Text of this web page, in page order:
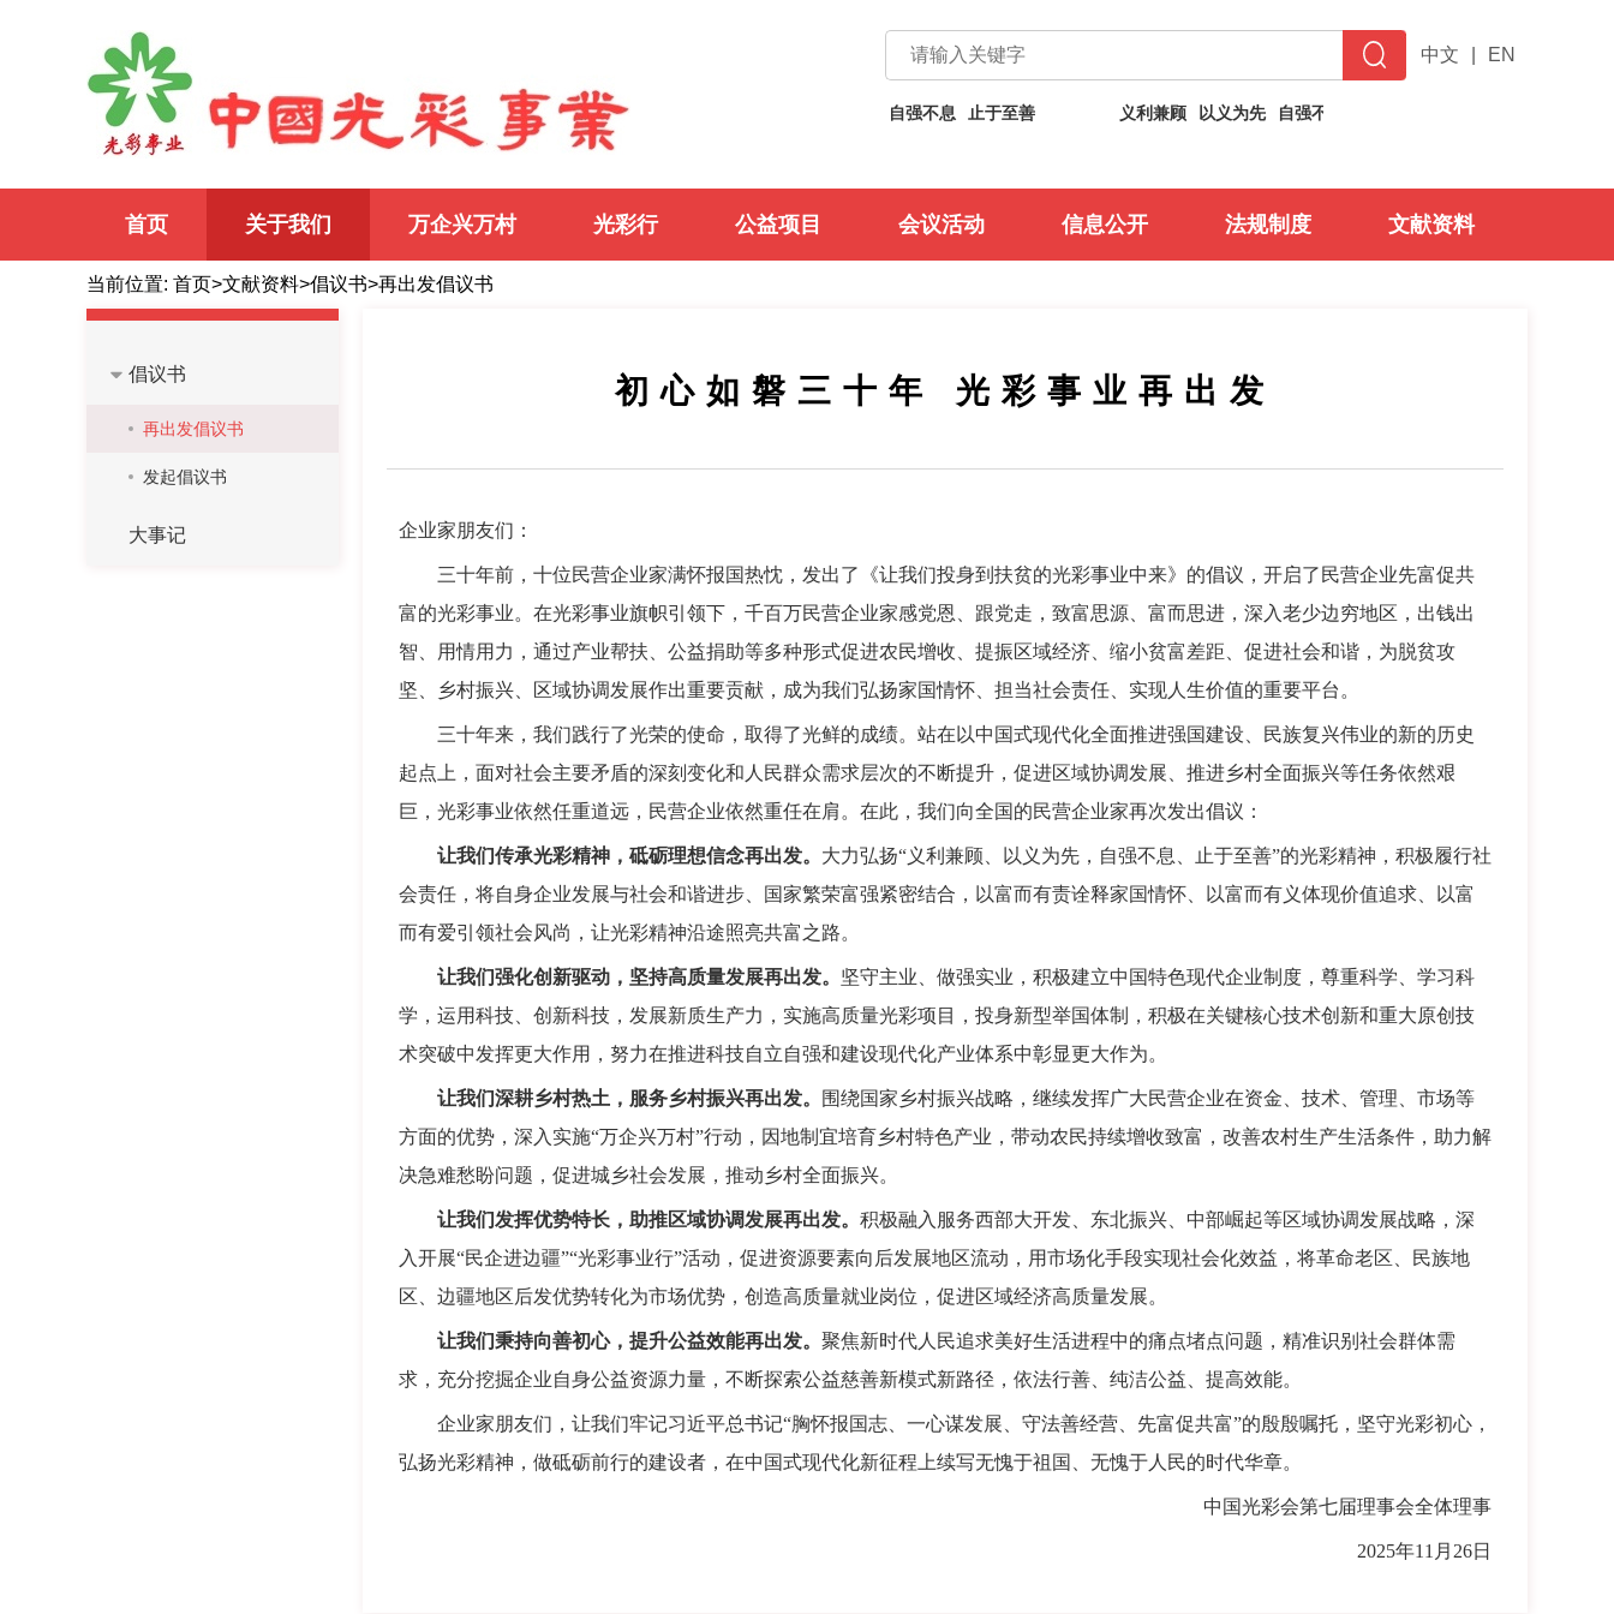
中文 EN
义利兼顾 以义为先 自强不息 止于至善 自强不息 止于至善 义利兼顾 以义为先 自强不息
首页 关于我们 万企兴万村 光彩行 公益项目 会议活动 信息公开 法规制度 文献资料
当前位置: 首页>文献资料>倡议书>再出发倡议书
倡议书
再出发倡议书
发起倡议书
大事记
初心如磐三十年 光彩事业再出发
企业家朋友们：
三十年前，十位民营企业家满怀报国热忱，发出了《让我们投身到扶贫的光彩事业中来》的倡议，开启了民营企业先富促共
富的光彩事业。在光彩事业旗帜引领下，千百万民营企业家感党恩、跟党走，致富思源、富而思进，深入老少边穷地区，出钱出
智、用情用力，通过产业帮扶、公益捐助等多种形式促进农民增收、提振区域经济、缩小贫富差距、促进社会和谐，为脱贫攻
坚、乡村振兴、区域协调发展作出重要贡献，成为我们弘扬家国情怀、担当社会责任、实现人生价值的重要平台。
三十年来，我们践行了光荣的使命，取得了光鲜的成绩。站在以中国式现代化全面推进强国建设、民族复兴伟业的新的历史
起点上，面对社会主要矛盾的深刻变化和人民群众需求层次的不断提升，促进区域协调发展、推进乡村全面振兴等任务依然艰
巨，光彩事业依然任重道远，民营企业依然重任在肩。在此，我们向全国的民营企业家再次发出倡议：
让我们传承光彩精神，砥砺理想信念再出发。 大力弘扬“义利兼顾、以义为先，自强不息、止于至善”的光彩精神，积极履行社
会责任，将自身企业发展与社会和谐进步、国家繁荣富强紧密结合，以富而有责诠释家国情怀、以富而有义体现价值追求、以富
而有爱引领社会风尚，让光彩精神沿途照亮共富之路。
让我们强化创新驱动，坚持高质量发展再出发。 坚守主业、做强实业，积极建立中国特色现代企业制度，尊重科学、学习科
学，运用科技、创新科技，发展新质生产力，实施高质量光彩项目，投身新型举国体制，积极在关键核心技术创新和重大原创技
术突破中发挥更大作用，努力在推进科技自立自强和建设现代化产业体系中彰显更大作为。
让我们深耕乡村热土，服务乡村振兴再出发。
围绕国家乡村振兴战略，继续发挥广大民营企业在资金、技术、管理、市场等
方面的优势，深入实施“万企兴万村”行动，因地制宜培育乡村特色产业，带动农民持续增收致富，改善农村生产生活条件，助力解
决急难愁盼问题，促进城乡社会发展，推动乡村全面振兴。
让我们发挥优势特长，助推区域协调发展再出发。 积极融入服务西部大开发、东北振兴、中部崛起等区域协调发展战略，深
入开展“民企进边疆”“光彩事业行”活动，促进资源要素向后发展地区流动，用市场化手段实现社会化效益，将革命老区、民族地
区、边疆地区后发优势转化为市场优势，创造高质量就业岗位，促进区域经济高质量发展。
让我们秉持向善初心，提升公益效能再出发。 聚焦新时代人民追求美好生活进程中的痛点堵点问题，精准识别社会群体需
求，充分挖掘企业自身公益资源力量，不断探索公益慈善新模式新路径，依法行善、纯洁公益、提高效能。
企业家朋友们，让我们牢记习近平总书记“胸怀报国志、一心谋发展、守法善经营、先富促共富”的殷殷嘱托，坚守光彩初心，
弘扬光彩精神，做砥砺前行的建设者，在中国式现代化新征程上续写无愧于祖国、无愧于人民的时代华章。
中国光彩会第七届理事会全体理事
2025年11月26日